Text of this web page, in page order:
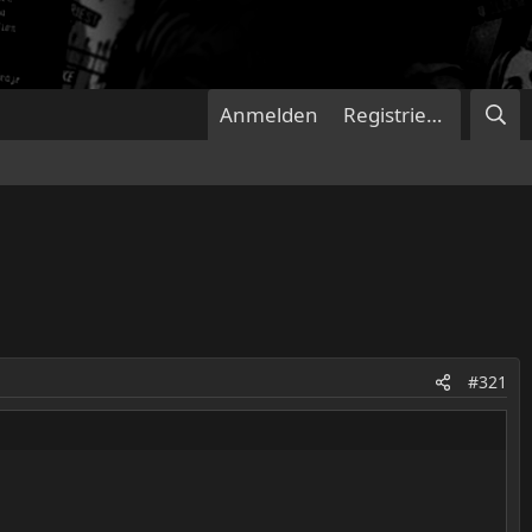
Anmelden Registrieren
#321